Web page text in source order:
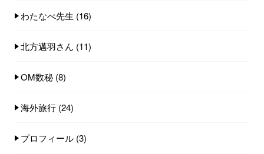
わたなべ先生 (16)
北方邁羽さん (11)
OM数秘 (8)
海外旅行 (24)
プロフィール (3)